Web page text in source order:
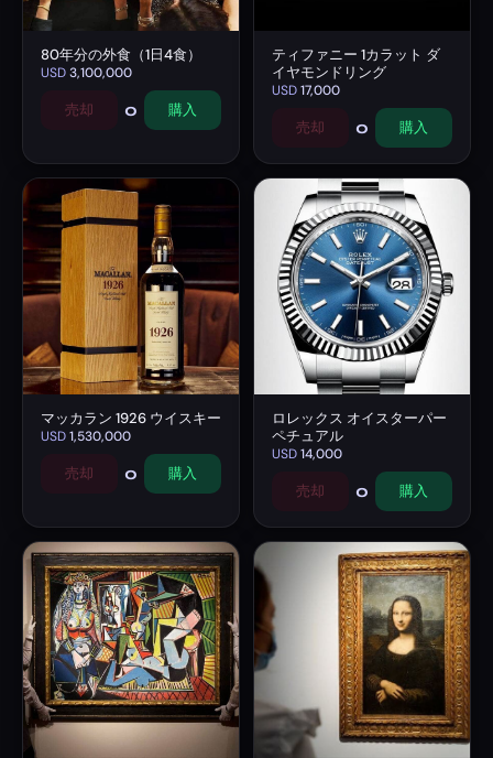
80年分の外食（1日4食）
USD3,100,000
売却 0 購入
ティファニー 1カラット ダ
イヤモンドリング
USD17,000
売却 0 購入
マッカラン 1926 ウイスキー
USD1,530,000
売却 0 購入
ロレックス オイスターパー
ペチュアル
USD14,000
売却 0 購入